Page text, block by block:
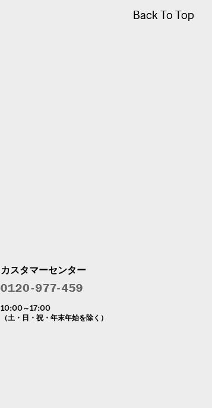
Back To Top
Back To Top
カスタマーセンター
10:00～17:00
（土・日・祝・年末年始を除く）